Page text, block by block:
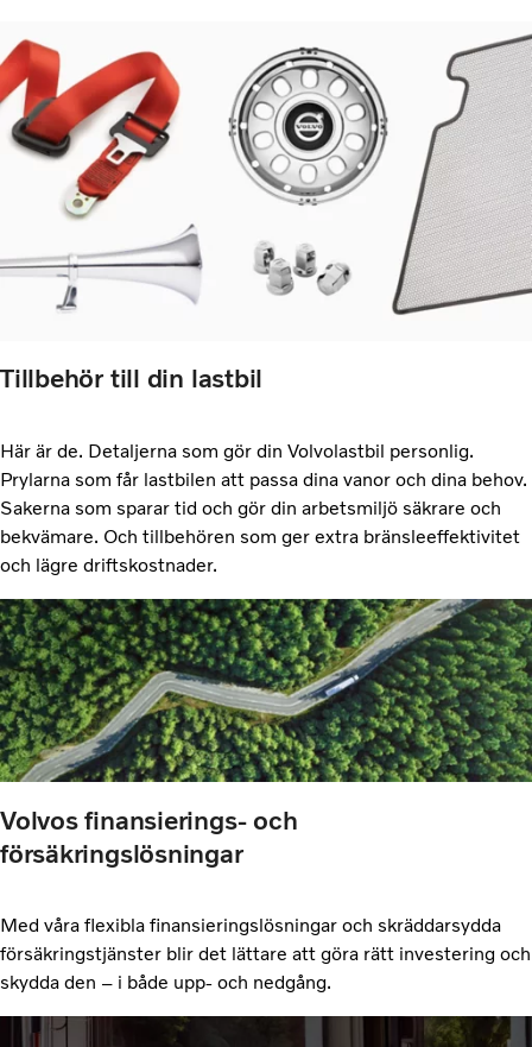
Tillbehör till din lastbil
Här är de. Detaljerna som gör din Volvolastbil personlig.
Prylarna som får lastbilen att passa dina vanor och dina behov.
Sakerna som sparar tid och gör din arbetsmiljö säkrare och
bekvämare. Och tillbehören som ger extra bränsleeffektivitet
och lägre driftskostnader.
Volvos finansierings- och
försäkringslösningar
Med våra flexibla finansieringslösningar och skräddarsydda
försäkringstjänster blir det lättare att göra rätt investering och
skydda den – i både upp- och nedgång.